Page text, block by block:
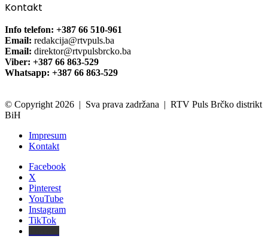
Kontakt
Info telefon: +387 66 510-961
Email: redakcija@rtvpuls.ba
Email: direktor@rtvpulsbrcko.ba
Viber: +387 66 863-529
Whatsapp: +387 66 863-529
© Copyright 2026 | Sva prava zadržana | RTV Puls Brčko distrikt
BiH
Impresum
Kontakt
Facebook
X
Pinterest
YouTube
Instagram
TikTok